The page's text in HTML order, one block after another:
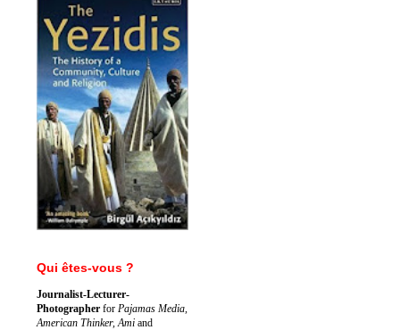
Qui êtes-vous ?
Journalist-Lecturer-
Photographer for Pajamas Media,
American Thinker, Ami and